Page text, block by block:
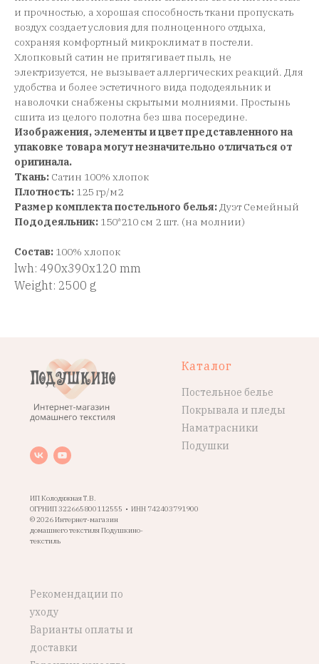
и прочностью, а хорошая способность ткани пропускать
воздух создает условия для полноценного отдыха,
сохраняя комфортный микроклимат в постели.
Хлопковый сатин не притягивает пыль, не
электризуется, не вызывает аллергических реакций. Для
удобства и более эстетичного вида пододеяльник и
наволочки снабжены скрытыми молниями. Простынь
сшита из целого полотна без шва посередине.
Изображения, элементы и цвет представленного на
упаковке товара могут незначительно отличаться от
оригинала.
Ткань: Сатин 100% хлопок
Плотность: 125 гр/м2
Размер комплекта постельного белья:Дуэт Семейный
Пододеяльник: 150*210 см 2 шт. (на молнии)
Состав: 100% хлопок
lwh: 490x390x120 mm
Weight: 2500 g
ИП Колодяжная Т.В.
ОГРНИП 322665800112555 • ИНН 742403791900
© 2026 Интернет-магазин
домашнего текстиля Подушкино-
текстиль
Каталог
Постельное белье
Покрывала и пледы
Наматрасники
Подушки
Рекомендации по
уходу
Варианты оплаты и
доставки